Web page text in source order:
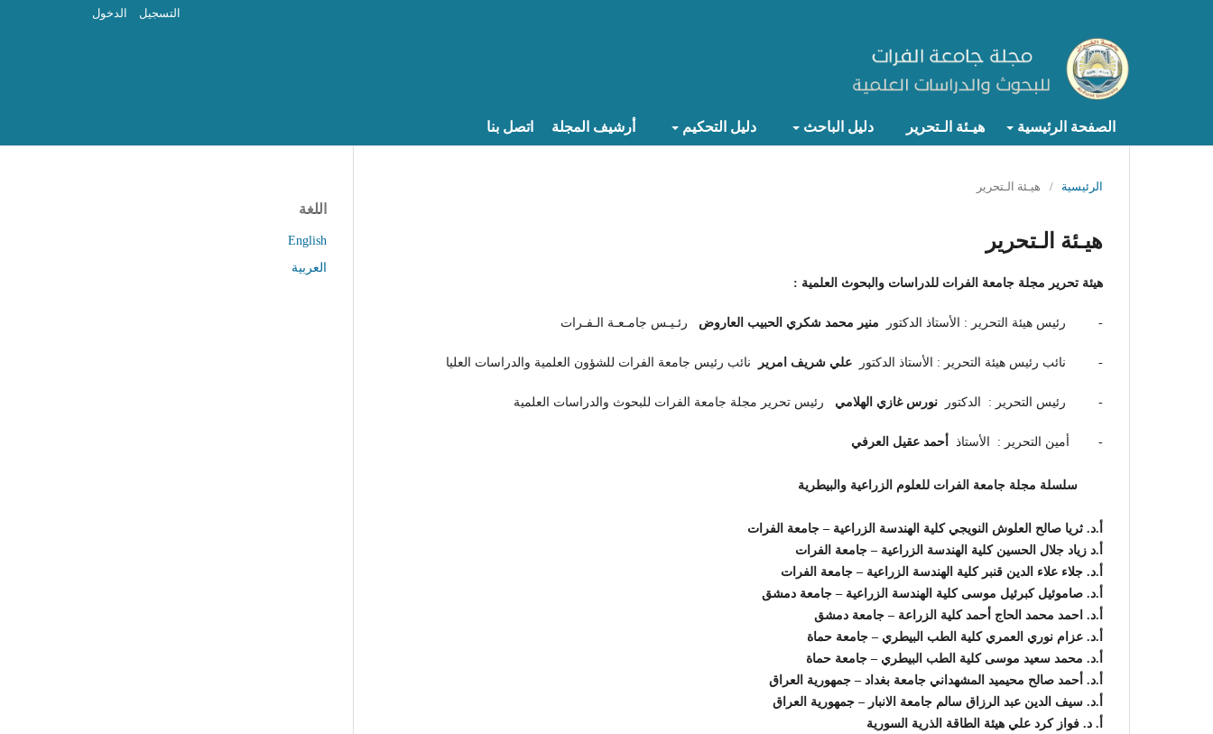
الصفحة الرئيسية هيـئة الـتحرير دليل الباحث دليل التحكيم أرشيف المجلة اتصل بنا
التسجيل الدخول
الرئيسية / هيـئة الـتحرير
هيـئة الـتحرير
هيئة تحرير مجلة جامعة الفرات للدراسات والبحوث العلمية :
- رئيس هيئة التحرير : الأستاذ الدكتور منير محمد شكري الحبيب العاروض رئـيـس جامـعـة الـفـرات
- نائب رئيس هيئة التحرير : الأستاذ الدكتور علي شريف امرير نائب رئيس جامعة الفرات للشؤون العلمية والدراسات العليا
- رئيس التحرير : الدكتور نورس غازي الهلامي رئيس تحرير مجلة جامعة الفرات للبحوث والدراسات العلمية
- أمين التحرير : الأستاذ أحمد عقيل العرفي
سلسلة مجلة جامعة الفرات للعلوم الزراعية والبيطرية
أ.د. ثريا صالح العلوش النويجي كلية الهندسة الزراعية – جامعة الفرات
أ.د زياد جلال الحسين كلية الهندسة الزراعية – جامعة الفرات
أ.د. جلاء علاء الدين قنبر كلية الهندسة الزراعية – جامعة الفرات
أ.د. صاموئيل كبرئيل موسى كلية الهندسة الزراعية – جامعة دمشق
أ.د. احمد محمد الحاج أحمد كلية الزراعة – جامعة دمشق
أ.د. عزام نوري العمري كلية الطب البيطري – جامعة حماة
أ.د. محمد سعيد موسى كلية الطب البيطري – جامعة حماة
أ.د. أحمد صالح محيميد المشهداني جامعة بغداد – جمهورية العراق
أ.د. سيف الدين عبد الرزاق سالم جامعة الانبار – جمهورية العراق
أ. د. فواز كرد علي هيئة الطاقة الذرية السورية
اللغة
English
العربية